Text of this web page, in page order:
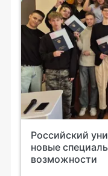
Российский
новые
возможности